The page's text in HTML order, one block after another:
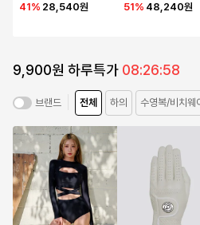
산 데일리) 쇼츠 M (9컬
41% 28,540원
복 반바지 쇼츠 세트
51% 48,240원
9,900원 하루특가 08:26:57
브랜드 전체 하의 수영복/비치웨